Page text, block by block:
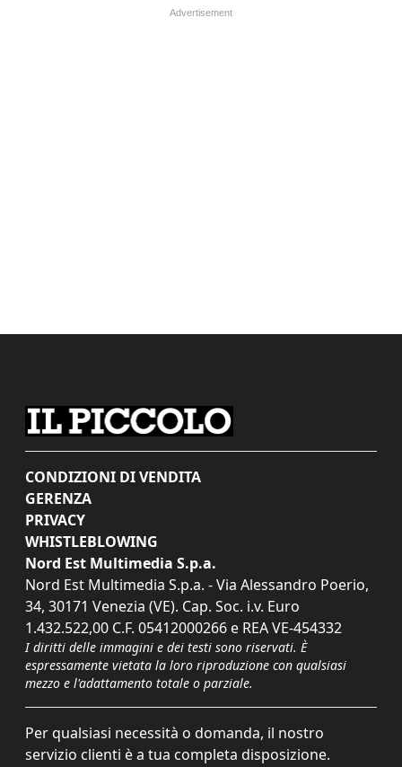
CONDIZIONI DI VENDITA
GERENZA
PRIVACY
WHISTLEBLOWING
Nord Est Multimedia S.p.a.
Nord Est Multimedia S.p.a. - Via Alessandro Poerio,
34, 30171 Venezia (VE). Cap. Soc. i.v. Euro
1.432.522,00 C.F. 05412000266 e REA VE-454332
I diritti delle immagini e dei testi sono riservati. È
espressamente vietata la loro riproduzione con qualsiasi
mezzo e l'adattamento totale o parziale.
Per qualsiasi necessità o domanda, il nostro
servizio clienti è a tua completa disposizione.